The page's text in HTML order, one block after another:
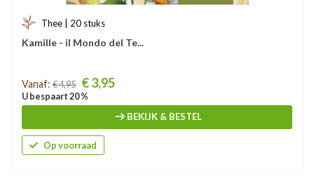
Thee | 20 stuks
Kamille - il Mondo del Te...
Prijs
Vanaf: € 4,95 € 3,95
U bespaart 20 %
BEKIJK & BESTEL
Op voorraad